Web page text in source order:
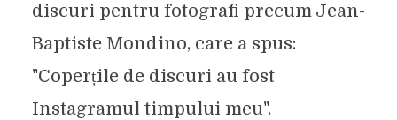
discuri pentru fotografi precum Jean-
Baptiste Mondino, care a spus:
"Coperțile de discuri au fost
Instagramul timpului meu".